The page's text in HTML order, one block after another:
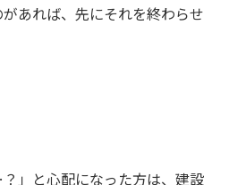
あれば、先にそれを終わらせ
」と心配になった方は、建設